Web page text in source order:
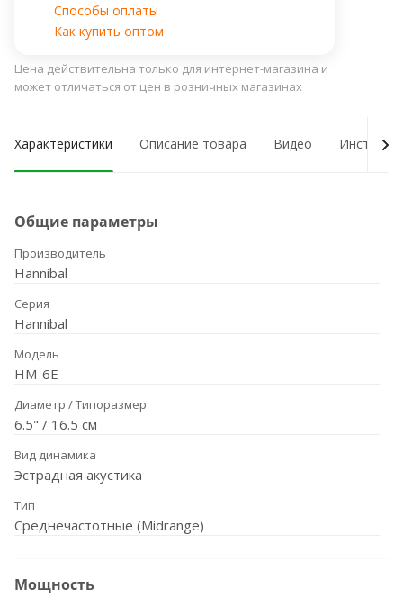
Способы оплаты
Как купить оптом
Цена действительна только для интернет-магазина и
может отличаться от цен в розничных магазинах
Характеристики Описание товара Видео
Общие параметры
Производитель
Hannibal
Серия
Hannibal
Модель
HM-6E
Диаметр / Типоразмер
6.5" / 16.5 см
Вид динамика
Эстрадная акустика
Тип
Среднечастотные (Midrange)
Мощность